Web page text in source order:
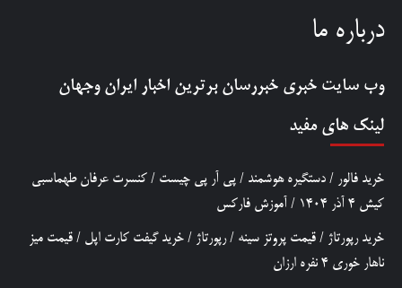
درباره ما
وب سایت خبری خبررسان برترین اخبار ایران وجهان
لینک های مفید
خرید فالور / دستگیره هوشمند / پی آر پی چیست / کنسرت عرفان طهماسبی
کیش 4 آذر 1404
/ آموزش فارکس
خرید رپورتاژ / قیمت پروتز سینه /رپورتاژ / خرید گیفت کارت اپل / قیمت میز
ناهار خوری 4 نفره ارزان